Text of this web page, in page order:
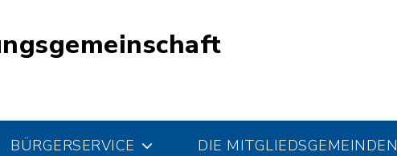
BÜRGERSERVICE DIE MITGLIEDSGEMEINDEN